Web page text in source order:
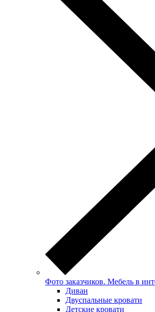
Фото заказчиков. Мебель в
Диван
Двуспальные кровати
Детские кровати